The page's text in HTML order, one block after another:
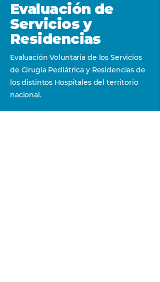
Evaluación de
Servicios y
Residencias
Evaluación Voluntaria de los Servicios
de Cirugía Pediátrica y Residencias de
los distintos Hospitales del territorio
nacional.